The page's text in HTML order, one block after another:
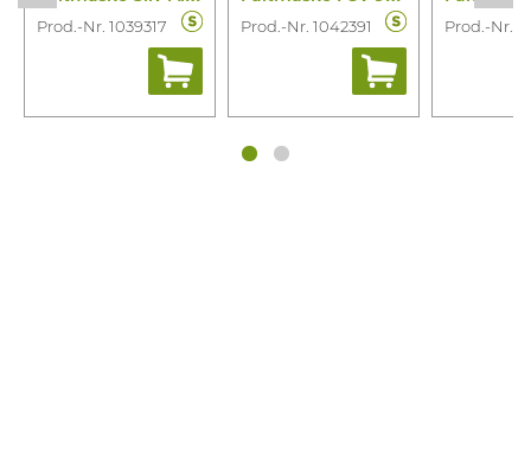
Prod.-Nr. 1039317 Prod.-Nr. 1042391 Prod.-Nr.